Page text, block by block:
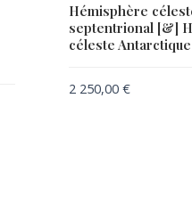
Hémisphère
septentrional [&]
céleste
2 250,00 €